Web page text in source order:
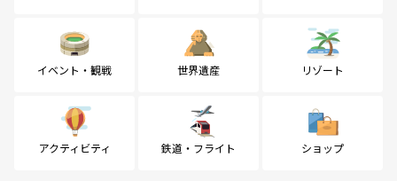
イベント・観戦 世界遺産 リゾート
アクティビティ 鉄道・フライト ショップ